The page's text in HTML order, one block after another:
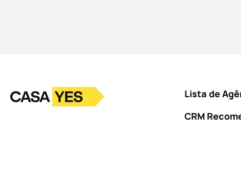
LogoIr para a homepage
Lista de
CRM